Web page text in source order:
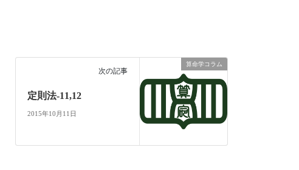
算命学コラム
次の記事
定則法-11,12
2015年10月11日